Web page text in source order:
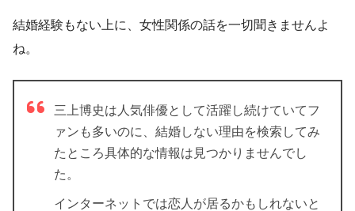
結婚経験もない上に、女性関係の話を一切聞きませんよ
ね。
三上博史は人気俳優として活躍し続けていてフ
ァンも多いのに、結婚しない理由を検索してみ
たところ具体的な情報は見つかりませんでし
た。
インターネットでは恋人が居るかもしれないと